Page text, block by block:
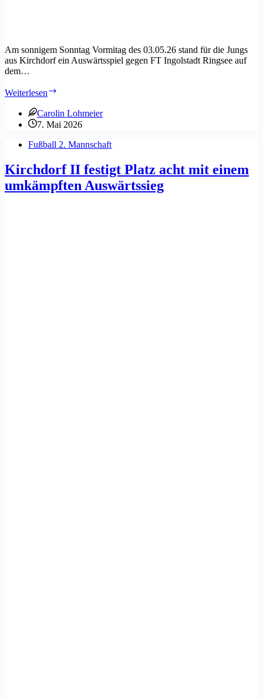
Am sonnigem Sonntag Vormitag des 03.05.26 stand für die Jungs
aus Kirchdorf ein Auswärtsspiel gegen FT Ingolstadt Ringsee auf
dem…
Weiterlesen
FT
Ingolstadt/Ringsee
SC
Carolin Lohmeier
7. Mai 2026
Fußball 2. Mannschaft
Kirchdorf II festigt Platz acht mit einem
umkämpften Auswärtssieg